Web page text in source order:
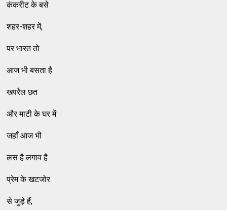
कंकरीट के बसे
शहर-शहर में,
पर भारत तो
आज भी बसता है
खपरैल छत
और माटी के घर में
जहाँ आज भी
लस है लगाव है
प्रेम के खटजोर
से जुड़े हैं,